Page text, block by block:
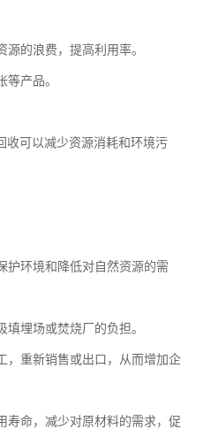
的浪费，提高利用率。
产品。
收可以减少资源消耗和环境污
护环境和降低对自然资源的需
埋场或焚烧厂的负担。
，重新销售或出口，从而增加企
寿命，减少对原材料的需求，促